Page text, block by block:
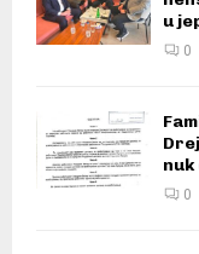
u
0
nuk
0